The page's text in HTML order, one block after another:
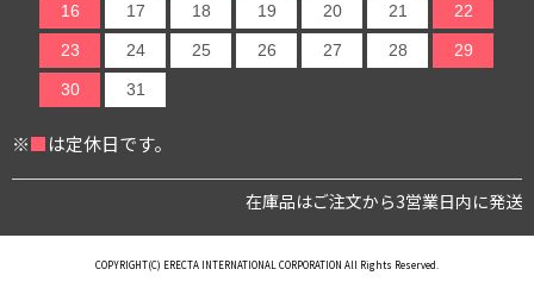
16 17 18 19 20 21 22
23 24 25 26 27 28 29
30 31
※■は定休日です。
在庫品はご注文から3営業日内に発送
COPYRIGHT(C) ERECTA INTERNATIONAL CORPORATION All Rights Reserved.